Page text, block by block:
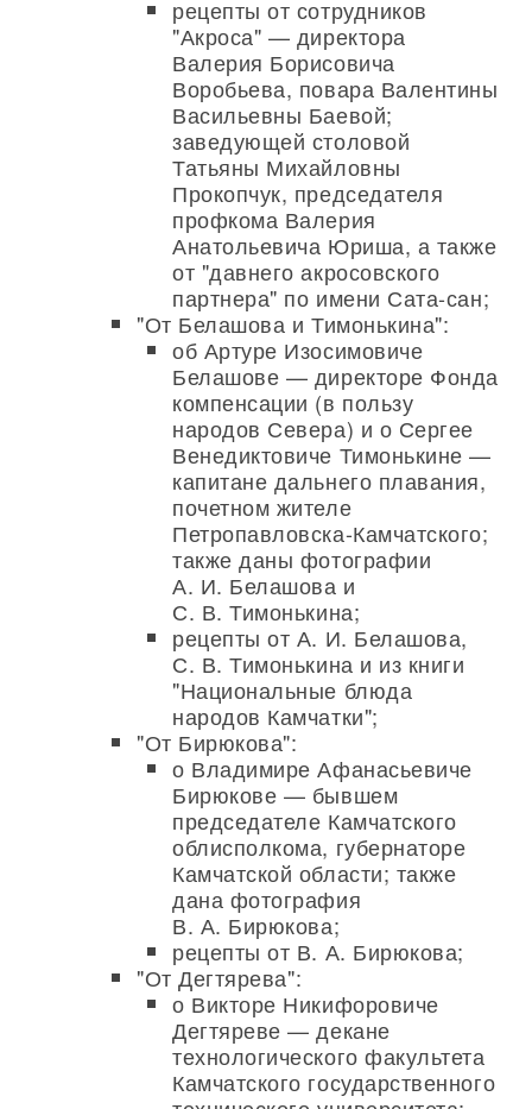
рецепты от сотрудников
"Акроса" — директора
Валерия Борисовича
Воробьева, повара Валентины
Васильевны Баевой;
заведующей столовой
Татьяны Михайловны
Прокопчук, председателя
профкома Валерия
Анатольевича Юриша, а также
от "давнего акросовского
партнера" по имени Сата-сан;
"От Белашова и Тимонькина":
об Артуре Изосимовиче
Белашове — директоре Фонда
компенсации (в пользу
народов Севера) и о Сергее
Венедиктовиче Тимонькине —
капитане дальнего плавания,
почетном жителе
Петропавловска-Камчатского;
также даны фотографии
А. И. Белашова и
С. В. Тимонькина;
рецепты от А. И. Белашова,
С. В. Тимонькина и из книги
"Национальные блюда
народов Камчатки";
"От Бирюкова":
о Владимире Афанасьевиче
Бирюкове — бывшем
председателе Камчатского
облисполкома, губернаторе
Камчатской области; также
дана фотография
В. А. Бирюкова;
рецепты от В. А. Бирюкова;
"От Дегтярева":
о Викторе Никифоровиче
Дегтяреве — декане
технологического факультета
Камчатского государственного